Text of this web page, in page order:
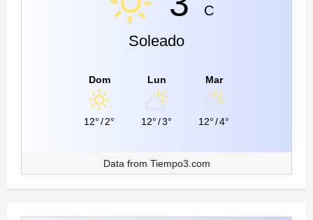
C
Soleado
Dom
12°/2°
Lun
12°/3°
Mar
12°/4°
Data from Tiempo3.com